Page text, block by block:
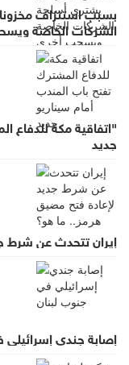
بسبب استنزاف
الشركات الخاصة
"اتفاقية مكة للدفاع
جديد
إيران تتحدث عن شرط
إصابة جندي